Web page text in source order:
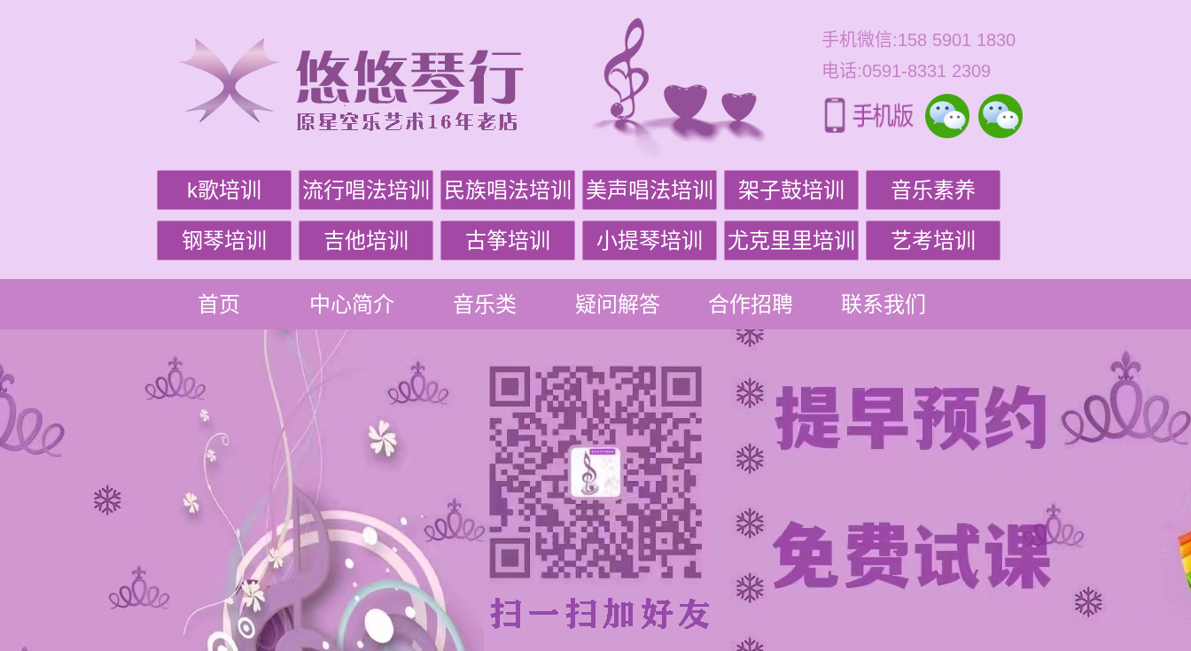
手机微信:158 5901 1830
电话:0591-8331 2309
k歌培训 流行唱法培训 民族唱法培训 美声唱法培训 架子鼓培训 音乐素养
钢琴培训 吉他培训 古筝培训 小提琴培训 尤克里里培训 艺考培训
首页 中心简介 音乐类 疑问解答 合作招聘 联系我们